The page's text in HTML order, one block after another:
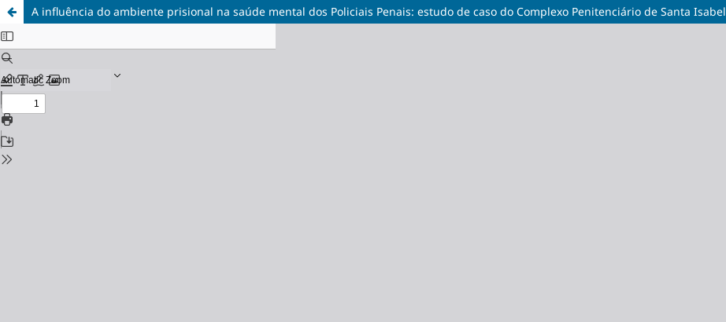
A influência do ambiente prisional na saúde mental dos Policiais Penais: estudo de caso do Complexo Penitenciário de Santa Isabel